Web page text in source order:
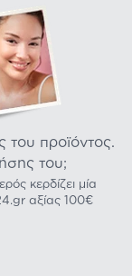
του προϊόντος.
του;
κερδίζει μία
αξίας 100€